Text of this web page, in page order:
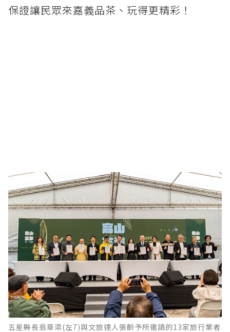
保證讓民眾來嘉義品茶、玩得更精彩！
五星縣長翁章梁(左7)與文旅達人張齡予所邀請的13家旅行業者